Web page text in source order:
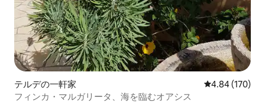
テルデの一軒家 レビュー170
4.84 (170)
フィンカ・マルガリータ、海を臨むオアシス